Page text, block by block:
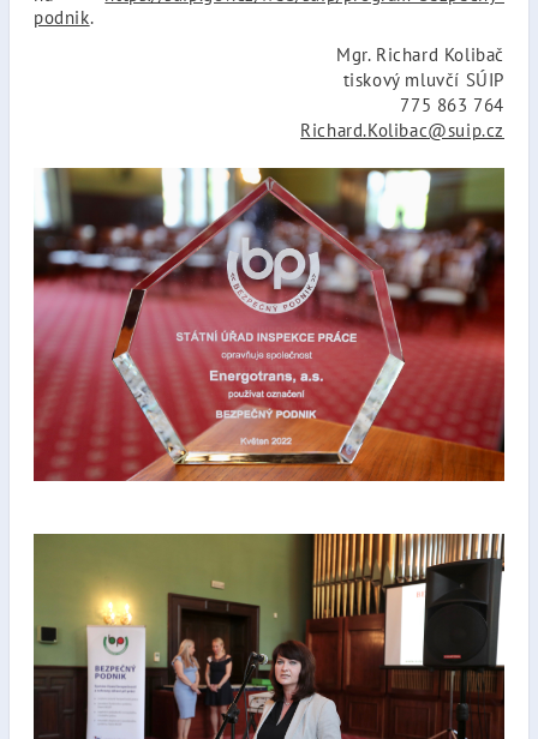
podnik.
Mgr. Richard Kolibač
tiskový mluvčí SÚIP
775 863 764
Richard.Kolibac@suip.cz